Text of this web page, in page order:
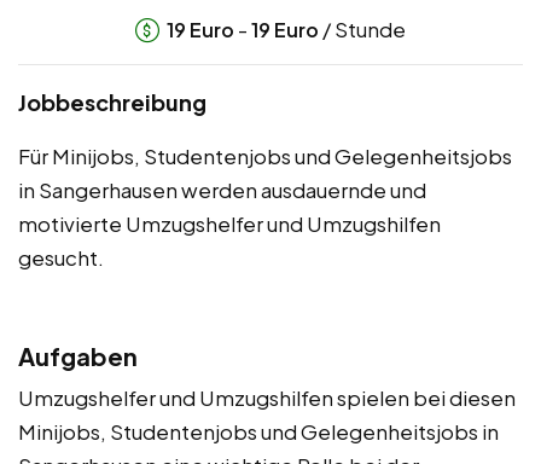
19 Euro -19 Euro / Stunde
Jobbeschreibung
Für Minijobs, Studentenjobs und Gelegenheitsjobs
in Sangerhausen werden ausdauernde und
motivierte Umzugshelfer und Umzugshilfen
gesucht.
Aufgaben
Umzugshelfer und Umzugshilfen spielen bei diesen
Minijobs, Studentenjobs und Gelegenheitsjobs in